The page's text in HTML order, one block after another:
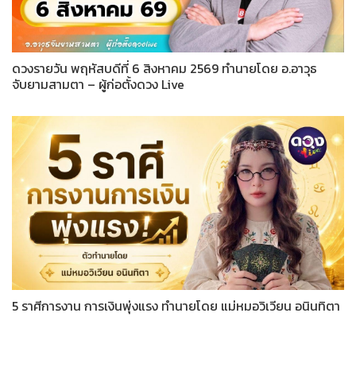
ดวงรายวัน พฤหัสบดีที่ 6 สิงหาคม 2569 ทำนายโดย อ.อาวุธ
จับยามสามตา – ผู้ก่อตั้งดวง Live
5 ราศีการงาน การเงินพุ่งแรง ทำนายโดย แม่หมอวิเวียน อนินทิตา